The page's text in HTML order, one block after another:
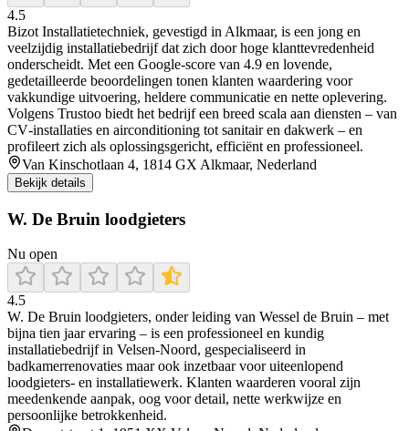
4.5
Bizot Installatietechniek, gevestigd in Alkmaar, is een jong en
veelzijdig installatiebedrijf dat zich door hoge klanttevredenheid
onderscheidt. Met een Google-score van 4.9 en lovende,
gedetailleerde beoordelingen tonen klanten waardering voor
vakkundige uitvoering, heldere communicatie en nette oplevering.
Volgens Trustoo biedt het bedrijf een breed scala aan diensten – van
CV‐installaties en airconditioning tot sanitair en dakwerk – en
profileert zich als oplossingsgericht, efficiënt en professioneel.
Van Kinschotlaan 4, 1814 GX Alkmaar, Nederland
Bekijk details
W. De Bruin loodgieters
Nu open
4.5
W. De Bruin loodgieters, onder leiding van Wessel de Bruin – met
bijna tien jaar ervaring – is een professioneel en kundig
installatiebedrijf in Velsen‑Noord, gespecialiseerd in
badkamerrenovaties maar ook inzetbaar voor uiteenlopend
loodgieters- en installatiewerk. Klanten waarderen vooral zijn
meedenkende aanpak, oog voor detail, nette werkwijze en
persoonlijke betrokkenheid.